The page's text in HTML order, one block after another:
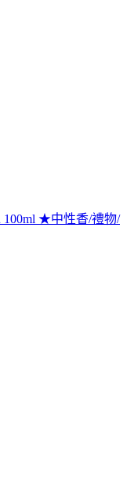
100ml ★中性香/禮物/